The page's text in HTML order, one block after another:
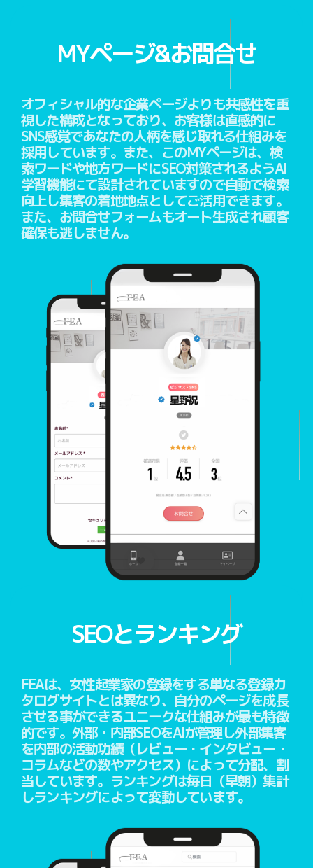
MYページ&お問合せ
オフィシャル的な企業ページよりも共感性を重
視した構成となっており、お客様は直感的に
SNS感覚であなたの人柄を感じ取れる仕組みを
採用しています。また、このMYページは、検
索ワードや地方ワードにSEO対策されるようAI
学習機能にて設計されていますので自動で検索
向上し集客の着地地点としてご活用できます。
また、お問合せフォームもオート生成され顧客
確保も逃しません。
SEOとランキング
FEAは、女性起業家の登録をする単なる登録カ
タログサイトとは異なり、自分のページを成長
させる事ができるユニークな仕組みが最も特徴
的です。外部・内部SEOをAIが管理し外部集客
を内部の活動功績（レビュー・インタビュー・
コラムなどの数やアクセス）によって分配、割
当しています。ランキングは毎日（早朝）集計
しランキングによって変動しています。